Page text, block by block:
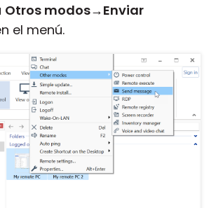
Otros modos→Enviar
el menú.